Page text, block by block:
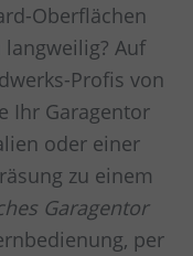
Oberflächen
Auf
Profis von
Ihr Garagentor
oder einer
zu einem
Garagentor
per